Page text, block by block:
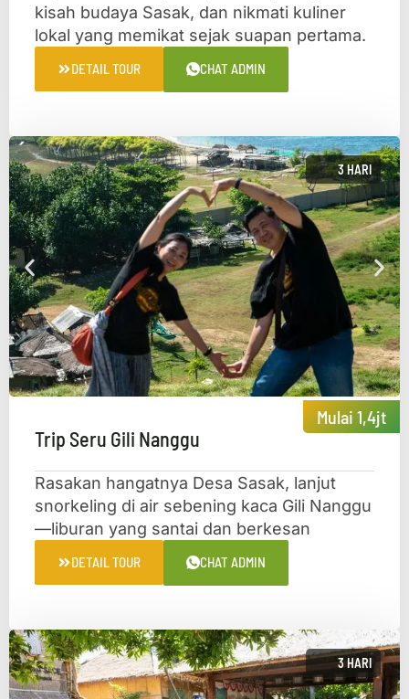
kisah budaya Sasak, dan nikmati kuliner
lokal yang memikat sejak suapan pertama.​​
DETAIL TOUR CHAT ADMIN
3 HARI
Mulai 1,4jt
Trip Seru Gili Nanggu
Rasakan hangatnya Desa Sasak, lanjut
snorkeling di air sebening kaca Gili Nanggu
—liburan yang santai dan berkesan
DETAIL TOUR CHAT ADMIN
3 HARI